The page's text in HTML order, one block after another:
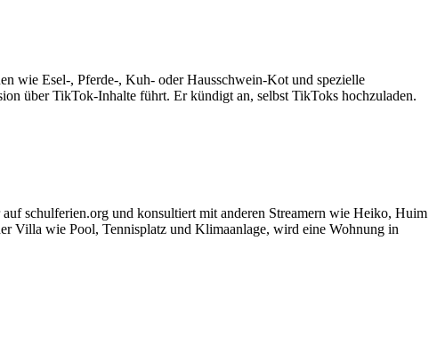
wie Esel-, Pferde-, Kuh- oder Hausschwein-Kot und spezielle
über TikTok-Inhalte führt. Er kündigt an, selbst TikToks hochzuladen.
schulferien.org und konsultiert mit anderen Streamern wie Heiko, Huim
Villa wie Pool, Tennisplatz und Klimaanlage, wird eine Wohnung in